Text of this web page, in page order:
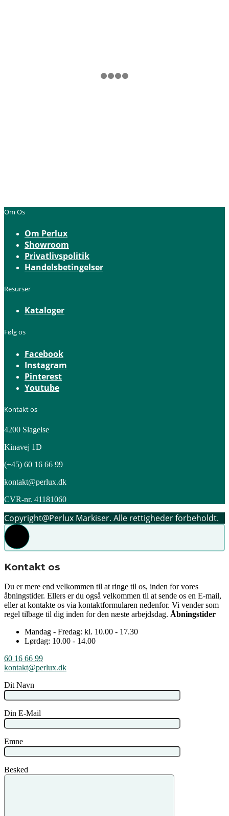
Om Os
Om Perlux
Showroom
Privatlivspolitik
Handelsbetingelser
Resurser
Kataloger
Følg os
Facebook
Instagram
Pinterest
Youtube
Kontakt os
4200 Slagelse
Kinavej 1D
(+45) 60 16 66 99
kontakt@perlux.dk
CVR-nr. 41181060
Copyright@Perlux Markiser. Alle rettigheder forbeholdt.
Kontakt os
Du er mere end velkommen til at ringe til os, inden for vores
åbningstider. Ellers er du også velkommen til at sende os en E-mail,
eller at kontakte os via kontaktformularen nedenfor. Vi vender som
regel tilbage til dig inden for den næste arbejdsdag. Åbningstider
Mandag - Fredag: kl. 10.00 - 17.30
Lørdag: 10.00 - 14.00
60 16 66 99
kontakt@perlux.dk
Dit Navn
Din E-Mail
Emne
Besked